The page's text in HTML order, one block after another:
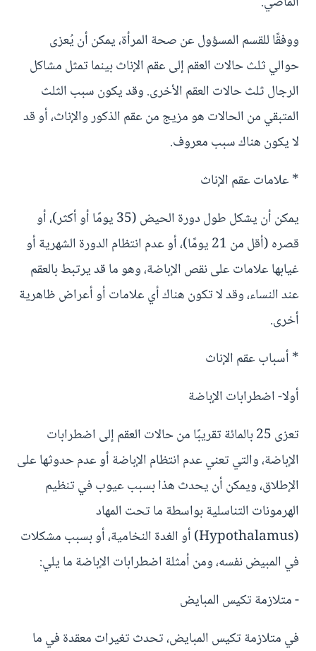
ووفقًا للقسم المسؤول عن صحة المرأة، يمكن أن يُعزى
حوالي ثلث حالات العقم إلى عقم الإناث بينما تمثل مشاكل
الرجال ثلث حالات العقم الأخرى. وقد يكون سبب الثلث
المتبقي من الحالات هو مزيج من عقم الذكور والإناث، أو قد
لا يكون هناك سبب معروف.
* علامات عقم الإناث
يمكن أن يشكل طول دورة الحيض (35 يومًا أو أكثر)، أو
قصره (أقل من 21 يومًا)، أو عدم انتظام الدورة الشهرية أو
غيابها علامات على نقص الإباضة، وهو ما قد يرتبط بالعقم
عند النساء، وقد لا تكون هناك أي علامات أو أعراض ظاهرية
أخرى.
* أسباب عقم الإناث
أولا- اضطرابات الإباضة
تعزى 25 بالمائة تقريبًا من حالات العقم إلى اضطرابات
الإباضة، والتي تعني عدم انتظام الإباضة أو عدم حدوثها على
الإطلاق، ويمكن أن يحدث هذا بسبب عيوب في تنظيم
الهرمونات التناسلية بواسطة ما تحت المهاد
(Hypothalamus) أو الغدة النخامية، أو بسبب مشكلات
في المبيض نفسه، ومن أمثلة اضطرابات الإباضة ما يلي:
- متلازمة تكيس المبايض
في متلازمة تكيس المبايض، تحدث تغيرات معقدة في ما